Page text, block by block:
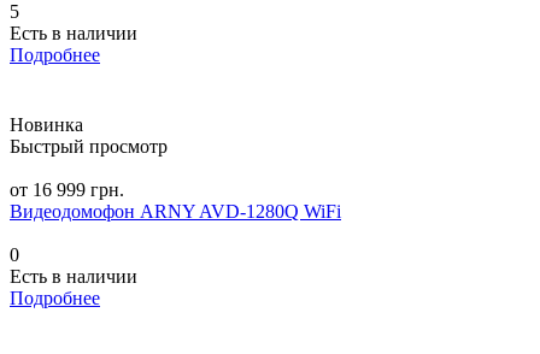
5
Есть в наличии
Подробнее
Новинка
Быстрый просмотр
от 16 999 грн.
Видеодомофон ARNY AVD-1280Q WiFi
0
Есть в наличии
Подробнее